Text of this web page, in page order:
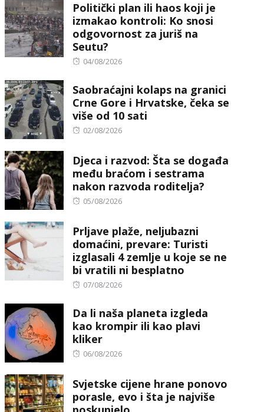
Politički plan ili haos koji je
izmakao kontroli: Ko snosi
odgovornost za juriš na
Seutu?
Posted
04/08/2026
Saobraćajni kolaps na granici
Crne Gore i Hrvatske, čeka se
više od 10 sati
Posted
02/08/2026
Djeca i razvod: Šta se događa
među braćom i sestrama
nakon razvoda roditelja?
Posted
05/08/2026
Prljave plaže, neljubazni
domaćini, prevare: Turisti
izglasali 4 zemlje u koje se ne
bi vratili ni besplatno
Posted
07/08/2026
Da li naša planeta izgleda
kao krompir ili kao plavi
kliker
Posted
06/08/2026
Svjetske cijene hrane ponovo
porasle, evo i šta je najviše